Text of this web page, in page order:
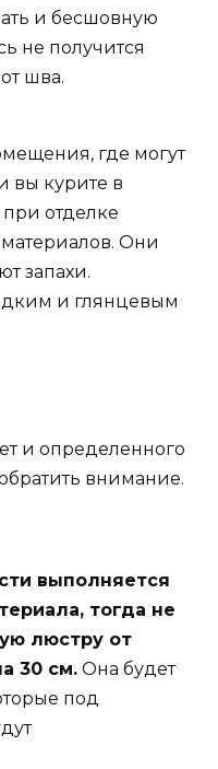
и бесшовную
не получится
шва.
где могут
вы курите в
отделке
Они
запахи.
и глянцевым
и определенного
внимание.
выполняется
тогда не
люстру от
30 см. Она будет
под